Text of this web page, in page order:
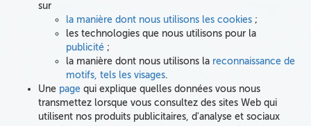
sur
la manière dont nous utilisons les cookies ;
les technologies que nous utilisons pour la
publicité ;
la manière dont nous utilisons la reconnaissance de
motifs, tels les visages.
Une page qui explique quelles données vous nous
transmettez lorsque vous consultez des sites Web qui
utilisent nos produits publicitaires, d'analyse et sociaux